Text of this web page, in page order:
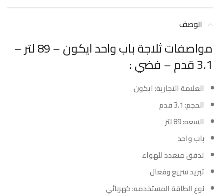
الوصف
مواصفات ثلاجة باب واحد ايكون – 89 لتر –
3.1 قدم – فضي :
العلامة التجارية: ايكون
الحجم: 3.1 قدم
السعه: 89 لتر
باب واحد
تدفق متعدد للهواء
تبريد سريع وفعال
نوع الطاقة المستخدمه: كهربائي